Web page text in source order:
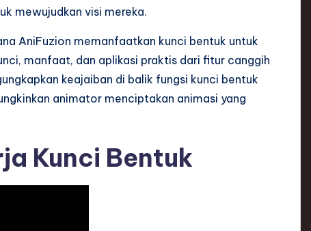
mewujudkan visi mereka.
AniFuzion memanfaatkan kunci bentuk untuk
manfaat, dan aplikasi praktis dari fitur canggih
keajaiban di balik fungsi kunci bentuk
animator menciptakan animasi yang
Kunci Bentuk